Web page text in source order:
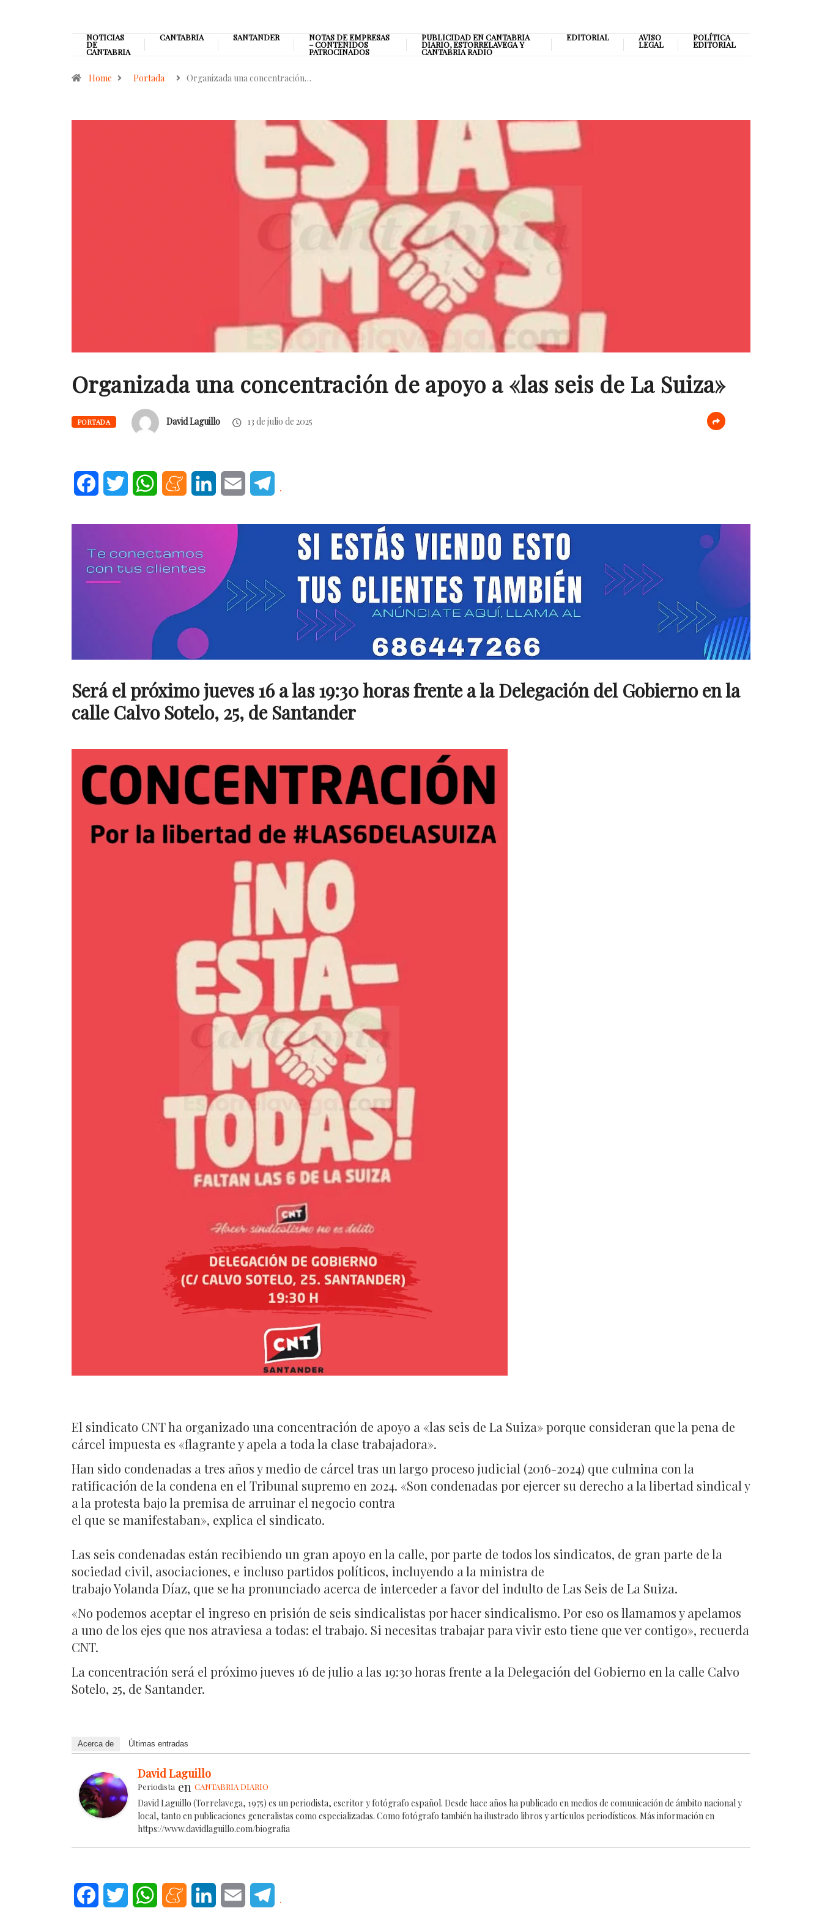
NOTICIAS
DE
CANTABRIA
CANTABRIA SANTANDER NOTAS DE EMPRESAS
– CONTENIDOS
PATROCINADOS
PUBLICIDAD EN CANTABRIA
DIARIO, ESTORRELAVEGA Y
CANTABRIA RADIO
EDITORIAL AVISO
LEGAL
POLÍTICA
EDITORIAL
Home Portada Organizada una concentración…
Organizada una concentración de apoyo a «las seis de La Suiza»
PORTADA David Laguillo 13 de julio de 2025
FacebookTwitter WhatsAppMeneameLinkedInEmail .
Será el próximo jueves 16 a las 19:30 horas frente a la Delegación del Gobierno en la
calle Calvo Sotelo, 25, de Santander
El sindicato CNT ha organizado una concentración de apoyo a «las seis de La Suiza» porque consideran que la pena de
cárcel impuesta es «flagrante y apela a toda la clase trabajadora».
Han sido condenadas a tres años y medio de cárcel tras un largo proceso judicial (2016-2024) que culmina con la
ratificación de la condena en el Tribunal supremo en 2024. «Son condenadas por ejercer su derecho a la libertad sindical y
a la protesta bajo la premisa de arruinar el negocio contra
el que se manifestaban», explica el sindicato.
Las seis condenadas están recibiendo un gran apoyo en la calle, por parte de todos los sindicatos, de gran parte de la
sociedad civil, asociaciones, e incluso partidos políticos, incluyendo a la ministra de
trabajo Yolanda Díaz, que se ha pronunciado acerca de interceder a favor del indulto de Las Seis de La Suiza.
«No podemos aceptar el ingreso en prisión de seis sindicalistas por hacer sindicalismo. Por eso os llamamos y apelamos
a uno de los ejes que nos atraviesa a todas: el trabajo. Si necesitas trabajar para vivir esto tiene que ver contigo», recuerda
CNT.
La concentración será el próximo jueves 16 de julio a las 19:30 horas frente a la Delegación del Gobierno en la calle Calvo
Sotelo, 25, de Santander.
Acerca de Últimas entradas
David Laguillo
Periodista en CANTABRIA DIARIO
David Laguillo (Torrelavega, 1975) es un periodista, escritor y fotógrafo español. Desde hace años ha publicado en medios de comunicación de ámbito nacional y
local, tanto en publicaciones generalistas como especializadas. Como fotógrafo también ha ilustrado libros y artículos periodísticos. Más información en
https://www.davidlaguillo.com/biografia
FacebookTwitter WhatsAppMeneameLinkedInEmail .